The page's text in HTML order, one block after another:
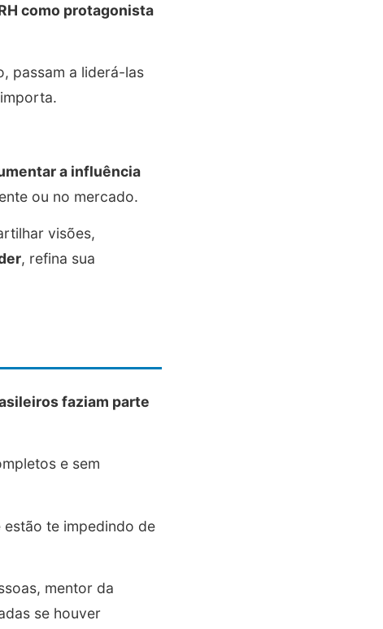
como protagonista
passam a liderá-las
a influência
ou no mercado.
visões,
, refina sua
faziam parte
e sem
estão te impedindo de
mentor da
se houver